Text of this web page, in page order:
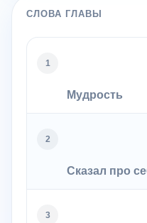
СЛОВА ГЛАВЫ
1
Мудрость
2
Сказал про
3